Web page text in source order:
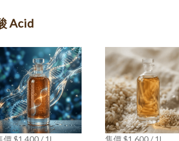
Acid
價 $1,400 / 1L 售價 $1,600 / 1L